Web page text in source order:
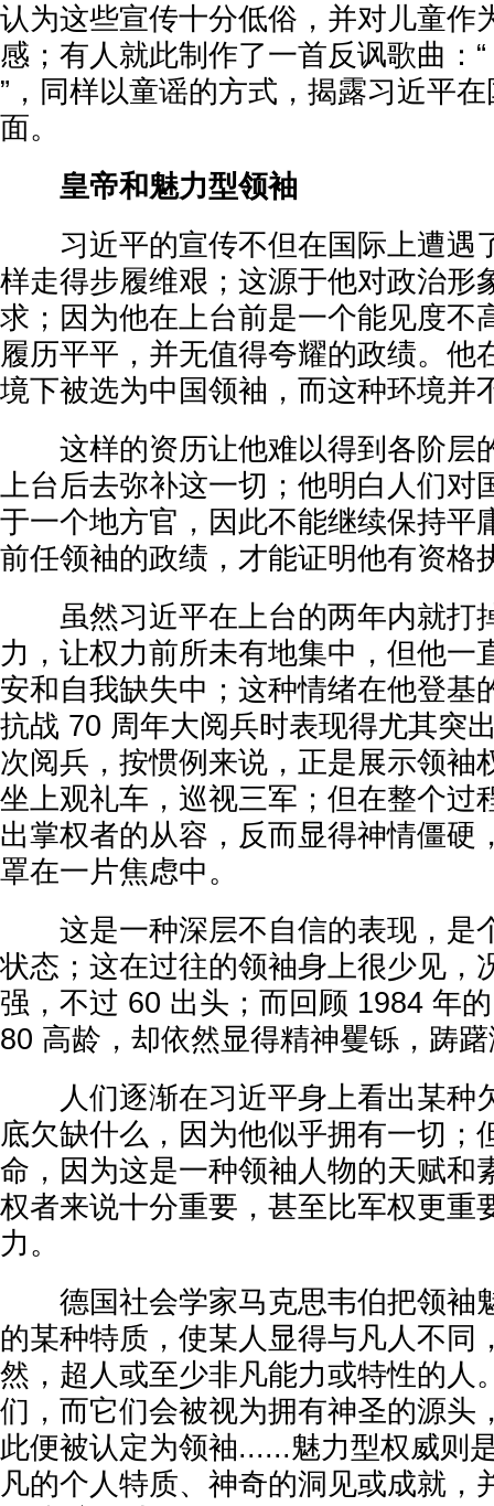
认为这些宣传十分低俗，并对儿童作
感；有人就此制作了一首反讽歌曲：
”，同样以童谣的方式，揭露习近平
面。
皇帝和魅力型领袖
习近平的宣传不但在国际上遭遇
样走得步履维艰；这源于他对政治形
求；因为他在上台前是一个能见度不
履历平平，并无值得夸耀的政绩。他
境下被选为中国领袖，而这种环境并
这样的资历让他难以得到各阶层
上台后去弥补这一切；他明白人们对
于一个地方官，因此不能继续保持平
前任领袖的政绩，才能证明他有资格
虽然习近平在上台的两年内就打
力，让权力前所未有地集中，但他一
安和自我缺失中；这种情绪在他登基
抗战 70 周年大阅兵时表现得尤其突
次阅兵，按惯例来说，正是展示领袖
坐上观礼车，巡视三军；但在整个过
出掌权者的从容，反而显得神情僵硬
罩在一片焦虑中。
这是一种深层不自信的表现，是
状态；这在过往的领袖身上很少见，
强，不过 60 出头；而回顾 1984 年
80 高龄，却依然显得精神矍铄，踌
人们逐渐在习近平身上看出某种
底欠缺什么，因为他似乎拥有一切；
命，因为这是一种领袖人物的天赋和
权者来说十分重要，甚至比军权更重
力。
德国社会学家马克思韦伯把领袖
的某种特质，使某人显得与凡人不同
然，超人或至少非凡能力或特性的人
们，而它们会被视为拥有神圣的源头
此便被认定为领袖......魅力型权威则
凡的个人特质、神奇的洞见或成就，